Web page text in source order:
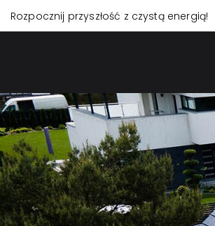
Rozpocznij przyszłość z czystą energią!